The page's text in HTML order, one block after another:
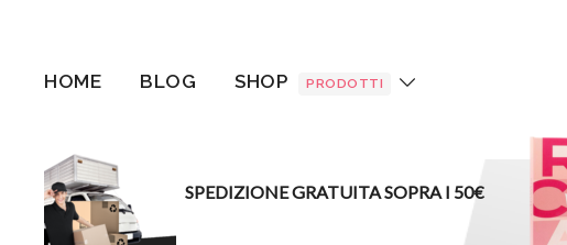
HOME BLOG SHOP PRODOTTI
SPEDIZIONE GRATUITA SOPRA I 50€